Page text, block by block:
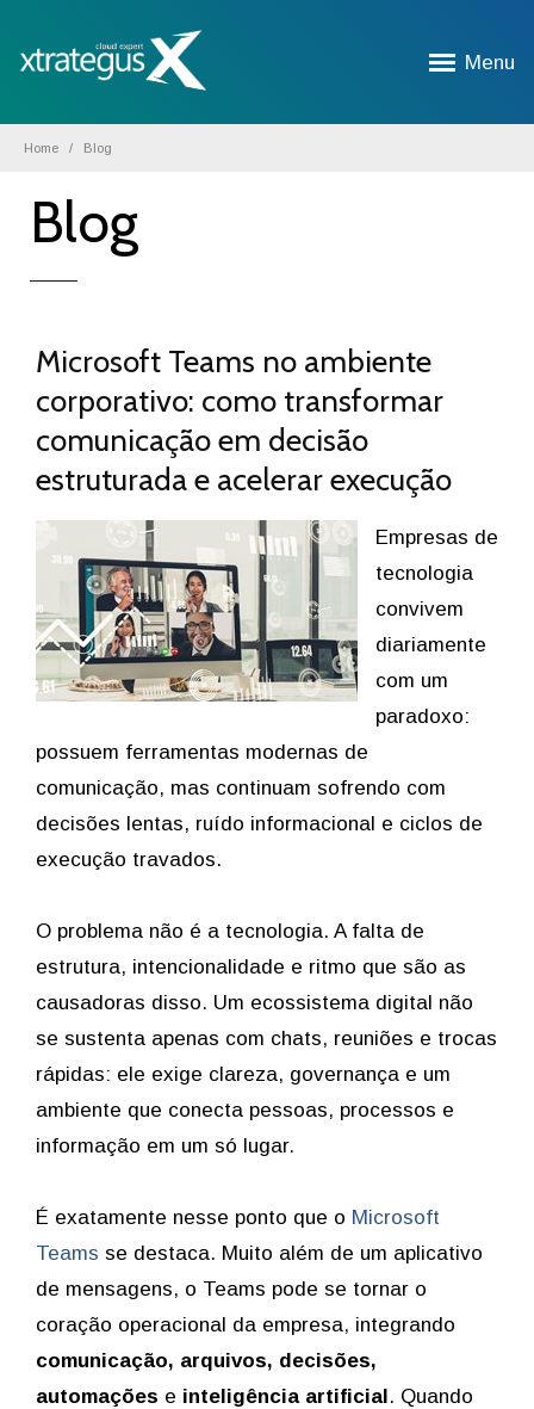
Menu
Home Blog
Blog
Microsoft Teams no ambiente
corporativo: como transformar
comunicação em decisão
estruturada e acelerar execução
Empresas de
tecnologia
convivem
diariamente
com um
paradoxo:
possuem ferramentas modernas de
comunicação, mas continuam sofrendo com
decisões lentas, ruído informacional e ciclos de
execução travados.
O problema não é a tecnologia. A falta de
estrutura, intencionalidade e ritmo que são as
causadoras disso. Um ecossistema digital não
se sustenta apenas com chats, reuniões e trocas
rápidas: ele exige clareza, governança e um
ambiente que conecta pessoas, processos e
informação em um só lugar.
É exatamente nesse ponto que o Microsoft
Teams se destaca. Muito além de um aplicativo
de mensagens, o Teams pode se tornar o
coração operacional da empresa, integrando
comunicação, arquivos, decisões,
automações e inteligência artificial. Quando